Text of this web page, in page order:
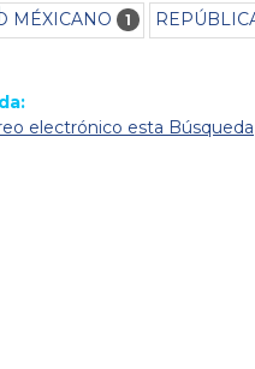
MÉXICANO 1
electrónico esta Búsqueda